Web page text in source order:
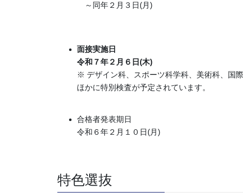
～同年２月３日(月)
面接実施日
令和７年２月６日(木)
※ デザイン科、スポーツ科学科、美術科、国
ほかに特別検査が予定されています。
合格者発表期日
令和６年２月１０日(月)
特色選抜